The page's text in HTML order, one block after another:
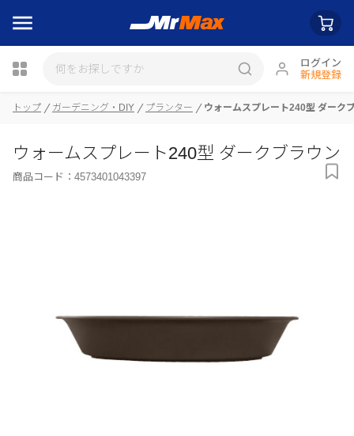
ログイン
新規登録
瓶詰
トップ ガーデニング・DIY プランター ウォームスプレート240型 ダーク
ウォームスプレート240型 ダークブラウン
商品コード： 4573401043397